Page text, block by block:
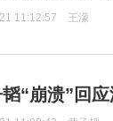
11:12:57 王濛
“崩溃”回